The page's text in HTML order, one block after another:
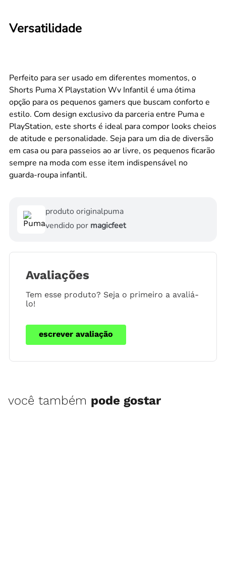
Versatilidade
Perfeito para ser usado em diferentes momentos, o
Shorts Puma X Playstation Wv Infantil é uma ótima
opção para os pequenos gamers que buscam conforto e
estilo. Com design exclusivo da parceria entre Puma e
PlayStation, este shorts é ideal para compor looks cheios
de atitude e personalidade. Seja para um dia de diversão
em casa ou para passeios ao ar livre, os pequenos ficarão
sempre na moda com esse item indispensável no
guarda-roupa infantil.
produto originalpuma
vendido por magicfeet
Avaliações
Tem esse produto? Seja o primeiro a avaliá-
lo!
escrever avaliação
você também pode gostar